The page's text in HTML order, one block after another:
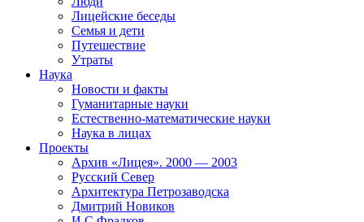
Лицейские беседы
Семья и дети
Путешествие
Утраты
Наука
Новости и факты
Гуманитарные науки
Естественно-математические науки
Наука в лицах
Проекты
Архив «Лицея». 2000 — 2003
Русский Север
Архитектура Петрозаводска
Дмитрий Новиков